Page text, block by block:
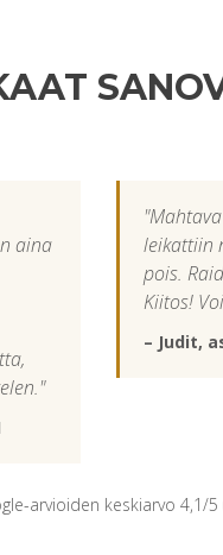
aina
leikattiin
pois.
Kiitos!
– Judit,
arvioiden keskiarvo 4,1/5